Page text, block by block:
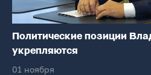
Политические позиции
укрепляются
01 ноября